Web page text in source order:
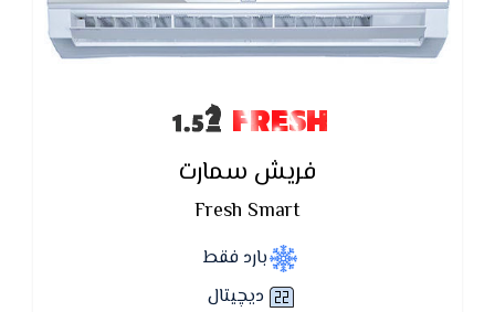
FRESH
فريش سمارت
Fresh Smart
بارد فقط
ديچيتال